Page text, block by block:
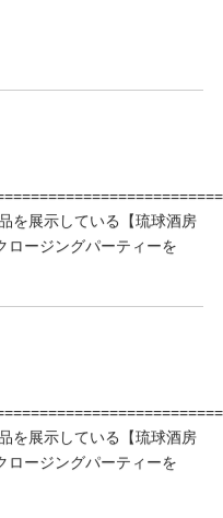
を展示している【琉球酒房
ロージングパーティーを
を展示している【琉球酒房
ロージングパーティーを